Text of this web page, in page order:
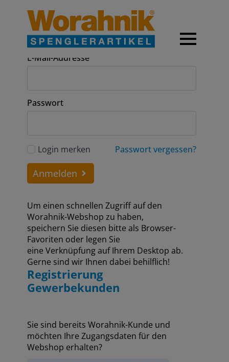
Anmeldung
E-Mail-Addresse
Passwort
Login merken Passwort vergessen?
Anmelden
Um einen schnellen Zugriff auf den
Worahnik-Webshop zu haben,
speichern Sie diesen bitte als Browser-
Favoriten oder legen Sie
eine Verknüpfung auf Ihrem Desktop ab.
Gerne sind wir Ihnen dabei behilflich!
Registrierung
Gewerbekunden
Sie sind bereits Worahnik-Kunde und
möchten Ihre Zugangsdaten für den
Webshop erhalten?